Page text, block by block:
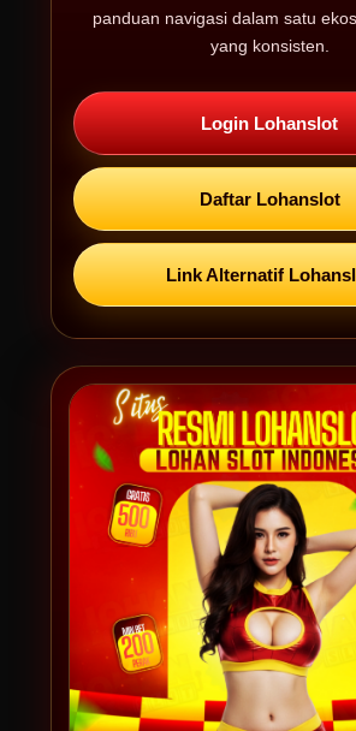
panduan navigasi dalam satu
yang konsisten.
Login Lohanslot
Daftar Lohanslot
Link Alternatif